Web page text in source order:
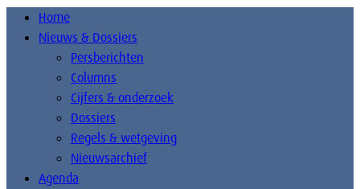
Home
Nieuws & Dossiers
Persberichten
Columns
Cijfers & onderzoek
Dossiers
Regels & wetgeving
Nieuwsarchief
Agenda